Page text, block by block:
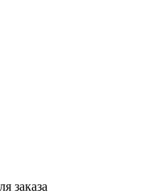
заказа